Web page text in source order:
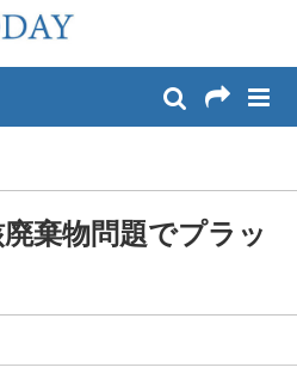
プ
棄物問題でプラッ